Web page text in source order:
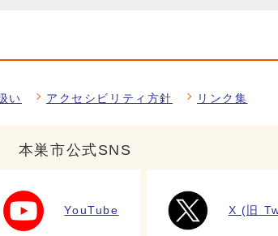
い アクセシビリティ方針 リンク集
本巣市公式SNS
YouTube X (旧